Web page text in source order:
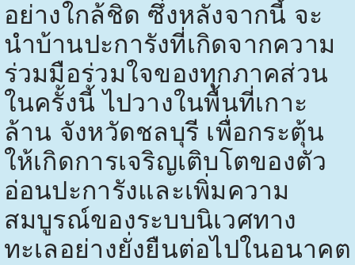
อย่างใกล้ชิด ซึ่งหลังจากนี้ จะ
นำบ้านปะการังที่เกิดจากความ
ร่วมมือร่วมใจของทุกภาคส่วน
ในครั้งนี้ ไปวางในพื้นที่เกาะ
ล้าน จังหวัดชลบุรี เพื่อกระตุ้น
ให้เกิดการเจริญเติบโตของตัว
อ่อนปะการังและเพิ่มความ
สมบูรณ์ของระบบนิเวศทาง
ทะเลอย่างยั่งยืนต่อไปในอนาคต